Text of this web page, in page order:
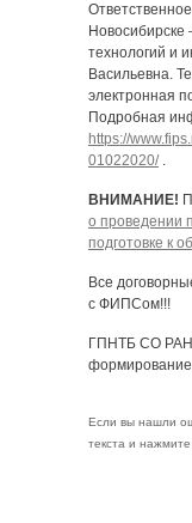
Новосибирске
технологий и
Васильевна.
электронная
Подробная
https://
01022020/.
ВНИМАНИЕ!
о проведении
подготовке к
Все
с ФИПСом!!!
ГПНТБ СО РАН
формирование
Если вы нашли
текста и нажмите